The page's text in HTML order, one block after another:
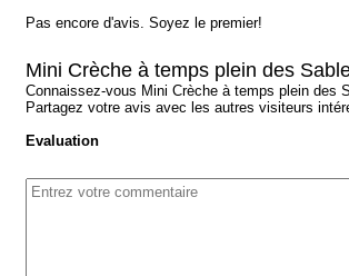
Pas encore d'avis. Soyez le premier!
Mini Crèche à temps plein des
Connaissez-vous Mini Crèche à temps plein des
Partagez votre avis avec les autres visiteurs
Evaluation